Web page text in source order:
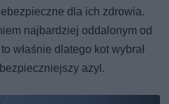
dla ich zdrowia.
najbardziej oddalonym od
właśnie dlatego kot wybrał
azyl.